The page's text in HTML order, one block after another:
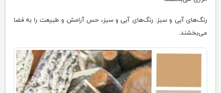
رنگ‌های آبی و سبز: رنگ‌های آبی و سبز، حس آرامش و طبیعت را به فضا
می‌بخشند.